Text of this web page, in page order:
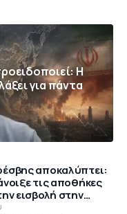
Η
για πάντα
αποκαλύπτει:
τις αποθήκες
εισβολή στην